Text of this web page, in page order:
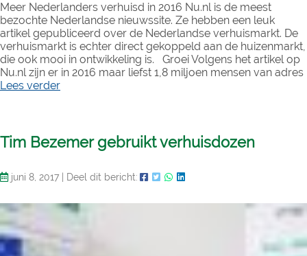
Meer Nederlanders verhuisd in 2016 Nu.nl is de meest
bezochte Nederlandse nieuwssite. Ze hebben een leuk
artikel gepubliceerd over de Nederlandse verhuismarkt. De
verhuismarkt is echter direct gekoppeld aan de huizenmarkt,
die ook mooi in ontwikkeling is. Groei Volgens het artikel op
Nu.nl zijn er in 2016 maar liefst 1,8 miljoen mensen van adres
Lees verder
Tim Bezemer gebruikt verhuisdozen
juni 8, 2017 Deel dit bericht: